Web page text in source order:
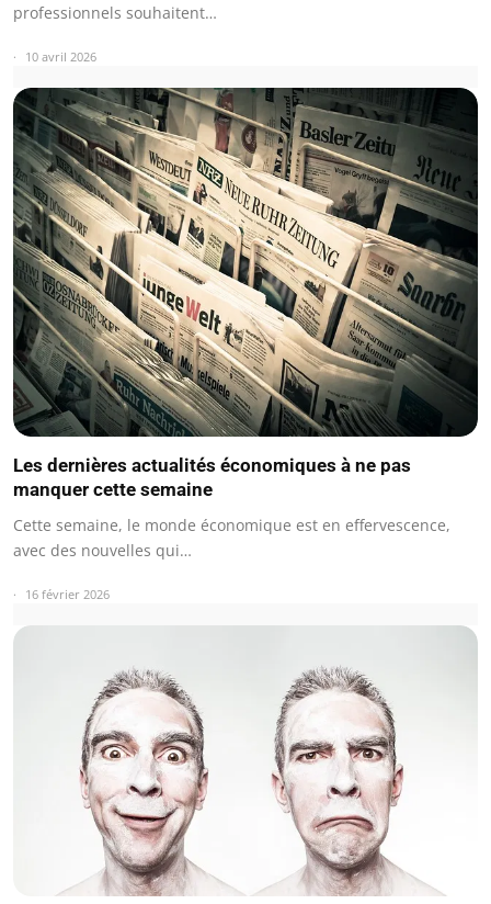
professionnels souhaitent…
10 avril 2026
Les dernières actualités économiques à ne pas
manquer cette semaine
Cette semaine, le monde économique est en effervescence,
avec des nouvelles qui…
16 février 2026